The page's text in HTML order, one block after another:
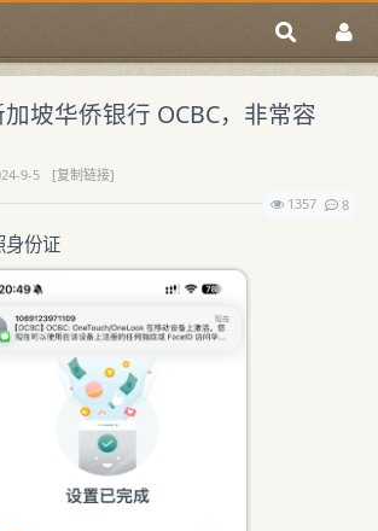
坡华侨银行 OCBC，非常容
9-5
[复制链接]
1357
8
身份证